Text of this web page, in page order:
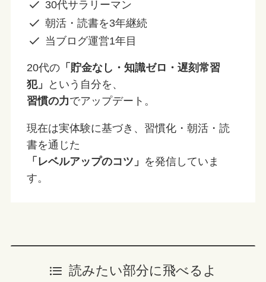
30代サラリーマン
朝活・読書を3年継続
当ブログ運営1年目
20代の「貯金なし・知識ゼロ・遅刻常習
犯」
という自分を、
習慣の力でアップデート。
現在は実体験に基づき、習慣化・朝活・読
書を通じた
「レベルアップのコツ」 を発信していま
す。
読みたい部分に飛べるよ